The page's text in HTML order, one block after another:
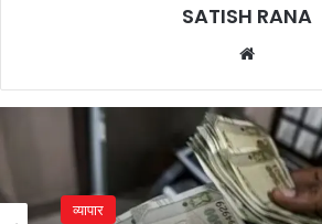
SATISH RANA
व्यापार